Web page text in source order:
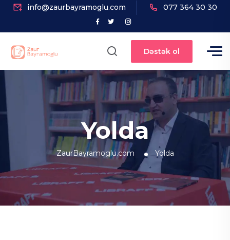
info@zaurbayramoglu.com 077 364 30 30
Dəstək ol
Yolda
ZaurBayramoglu.com Yolda